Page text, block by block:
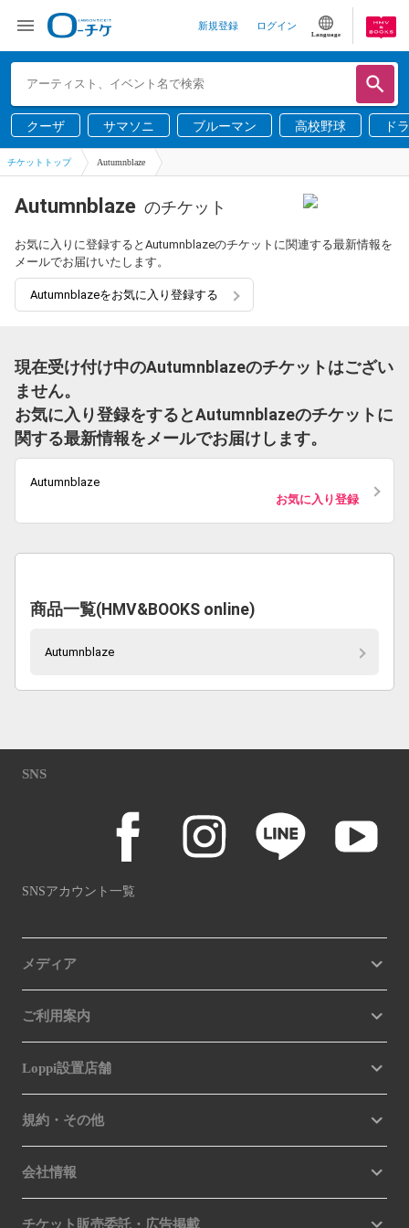
新規登録 ログイン
Language
クーザ サマソニ ブルーマン 高校野球 ド
チケットトップ Autumnblaze
Autumnblaze のチケット
お気に入りに登録するとAutumnblazeのチケットに関連する最新情報を
メールでお届けいたします。
Autumnblazeをお気に入り登録する
現在受け付け中のAutumnblazeのチケットはござい
ません。
お気に入り登録をするとAutumnblazeのチケットに
関する最新情報をメールでお届けします。
Autumnblaze
お気に入り登録
商品一覧(HMV&BOOKS online)
Autumnblaze
SNS
SNSアカウント一覧
メディア
ご利用案内
Loppi設置店舗
規約・その他
会社情報
チケット販売委託・広告掲載